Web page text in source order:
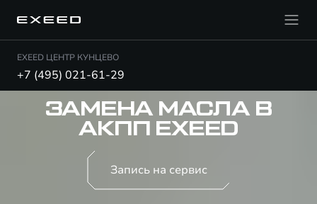
EXEED ЦЕНТР КУНЦЕВО
+7 (495) 021-61-29
ЗАМЕНА МАСЛА В
АКПП EXEED
Запись на сервис